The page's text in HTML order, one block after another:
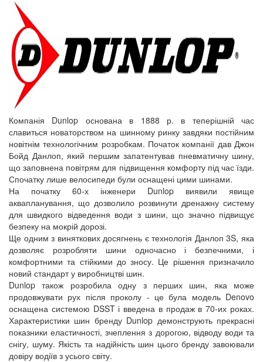
Компанія Dunlop основана в 1888 р. в теперішній час
славиться новаторством на шинному ринку завдяки постійним
новітнім технологічним розробкам. Початок компанії дав Джон
Бойд Данлоп, який першим запатентував пневматичну шину,
що заповнена повітрям для підвищення комфорту під час їзди.
Спочатку лише велосипеди були оснащені цими шинами.
На початку 60-х інженери Dunlop виявили явище
аквапланування, що дозволило розвинути дренажну систему
для швидкого відведення води з шини, що значно підвищує
безпеку на мокрій дорозі.
Ще одним з виняткових досягнень є технологія Данлоп 3S, яка
дозволяє розробляти шини одночасно і безпечними, і
комфортними та стійкими до зносу. Це рішення призначило
новий стандарт у виробництві шин.
Dunlop також розробила одну з перших шин, яка може
продовжувати рух після проколу - це була модель Denovo
оснащена системою DSST і введена в продаж в 70-их роках.
Характеристики шин бренду Dunlop демонструють прекрасні
показники еластичності, зчеплення з дорогою, відводу води та
снігу, шуму. Якість та надійність шин цього бренду завоювали
довіру водіїв з усього світу.